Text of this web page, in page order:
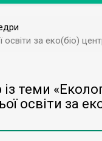
освіти за еко(біо)
теми
освіти за